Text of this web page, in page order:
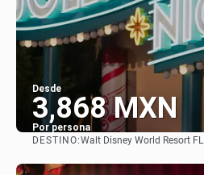
Desde
3,868 MXN
Por persona
DESTINO:Walt Disney World Resort FL